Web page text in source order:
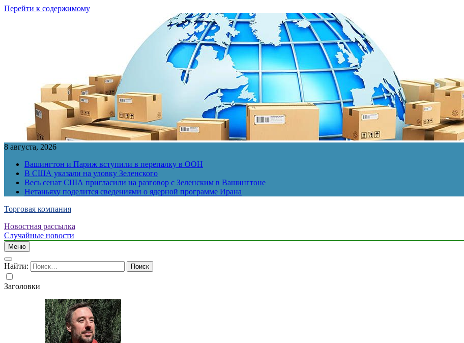
Перейти к содержимому
8 августа, 2026
Вашингтон и Париж вступили в перепалку в ООН
В США указали на уловку Зеленского
Весь сенат США пригласили на разговор с Зеленским в Вашингтоне
Нетаньяху поделится сведениями о ядерной программе Ирана
Торговая компания
Новостная рассылка
Случайные новости
Меню
Найти:
Заголовки